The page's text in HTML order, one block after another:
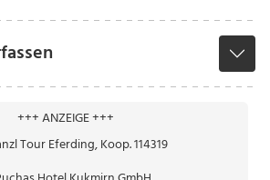
+++ ANZEIGE +++